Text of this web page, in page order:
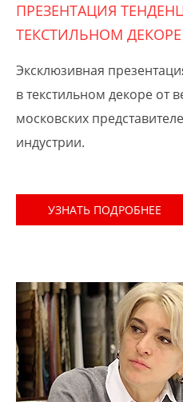
ПРЕЗЕНТАЦИЯ
ТЕКСТИЛЬНОМ ДЕКОРЕ
Эксклюзивная
в текстильном декоре от
московских
индустрии.
УЗНАТЬ ПОДРОБНЕЕ